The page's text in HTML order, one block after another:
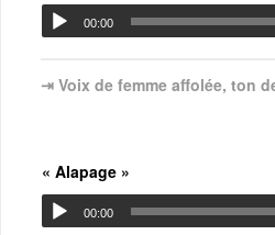
00:00
⇥ Voix de femme affolée, ton
« Alapage »
00:00